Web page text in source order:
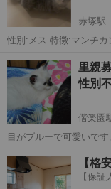
赤塚駅
性別:メス 特徴:マンチカ
募集します。 性格は少
良くなってください。仲
茨城 水戸市 赤
里親
性別
偕楽園
目がブルーで可愛いです。 温厚な感じです。友人宅で保護した猫
代理です。
茨城 水戸市 偕
【格
【保